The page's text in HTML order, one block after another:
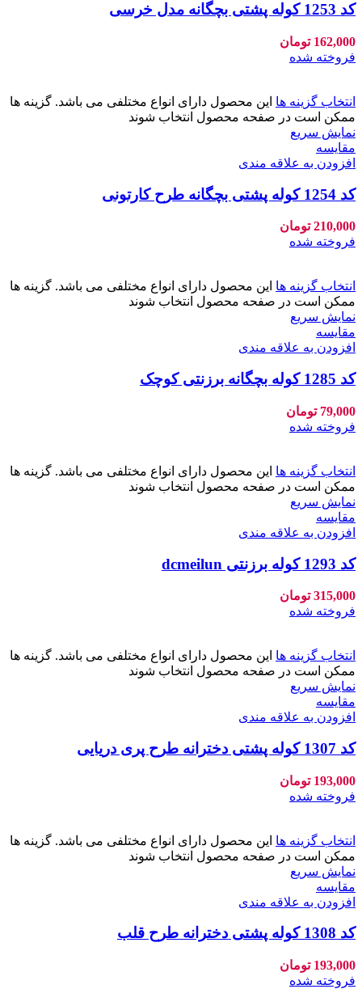
کد 1253 کوله پشتی بچگانه مدل خرسی
162,000 تومان
فروخته شده
انتخاب گزینه ها این محصول دارای انواع مختلفی می باشد. گزینه ها
ممکن است در صفحه محصول انتخاب شوند
نمایش سریع
مقايسه
افزودن به علاقه مندی
کد 1254 کوله پشتی بچگانه طرح کارتونی
210,000 تومان
فروخته شده
انتخاب گزینه ها این محصول دارای انواع مختلفی می باشد. گزینه ها
ممکن است در صفحه محصول انتخاب شوند
نمایش سریع
مقايسه
افزودن به علاقه مندی
کد 1285 کوله بچگانه برزنتی کوچک
79,000 تومان
فروخته شده
انتخاب گزینه ها این محصول دارای انواع مختلفی می باشد. گزینه ها
ممکن است در صفحه محصول انتخاب شوند
نمایش سریع
مقايسه
افزودن به علاقه مندی
کد 1293 کوله برزنتی dcmeilun
315,000 تومان
فروخته شده
انتخاب گزینه ها این محصول دارای انواع مختلفی می باشد. گزینه ها
ممکن است در صفحه محصول انتخاب شوند
نمایش سریع
مقايسه
افزودن به علاقه مندی
کد 1307 کوله پشتی دخترانه طرح پری دریایی
193,000 تومان
فروخته شده
انتخاب گزینه ها این محصول دارای انواع مختلفی می باشد. گزینه ها
ممکن است در صفحه محصول انتخاب شوند
نمایش سریع
مقايسه
افزودن به علاقه مندی
کد 1308 کوله پشتی دخترانه طرح قلب
193,000 تومان
فروخته شده